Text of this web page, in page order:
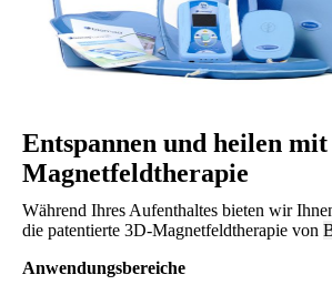
Entspannen und heilen
Magnetfeldtherapie
Während Ihres Aufenthaltes bieten wir
die patentierte 3D-Magnetfeldtherapie von
Anwendungsbereiche